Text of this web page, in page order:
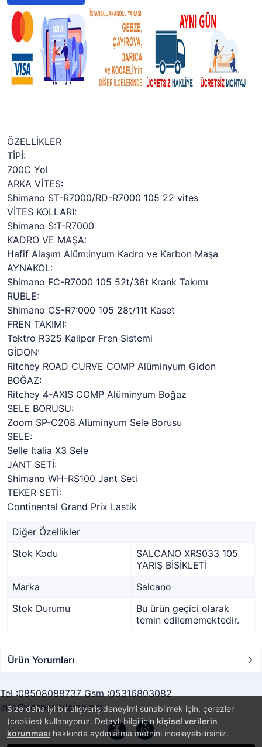
Size daha iyi bir alışveriş deneyimi sunabilmek için, çerezler
(cookies) kullanıyoruz. Detaylı bilgi için kişisel verilerin
korunması hakkında aydınlatma metnini inceleyebilirsiniz.
ÖZELLİKLER
TİPİ:
700C Yol
ARKA VİTES:
Shimano ST-R7000/RD-R7000 105 22 vites
VİTES KOLLARI:
Shimano S:T-R7000
KADRO VE MAŞA:
Hafif Alaşım Alüm:inyum Kadro ve Karbon Maşa
AYNAKOL:
Shimano FC-R7000 105 52t/36t Krank Takımı
RUBLE:
Shimano CS-R7:000 105 28t/11t Kaset
FREN TAKIMI:
Tektro R325 Kaliper Fren Sistemi
GİDON:
Ritchey ROAD CURVE COMP Alüminyum Gidon
BOĞAZ:
Ritchey 4-AXIS COMP Alüminyum Boğaz
SELE BORUSU:
Zoom SP-C208 Alüminyum Sele Borusu
SELE:
Selle Italia X3 Sele
JANT SETİ:
Shimano WH-RS100 Jant Seti
TEKER SETİ:
Continental Grand Prix Lastik
Diğer Özellikler
Stok Kodu
SALCANO XRS033 105
YARIŞ BİSİKLETİ
Marka
Salcano
Stok Durumu
Bu ürün geçici olarak
temin edilememektedir.
Ürün Yorumları
Tel :08508088737 Gsm :05316803082
info@sespazarlama.net